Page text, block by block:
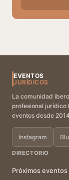
EVENTOS
JURÍDICOS
La comunidad
profesional jurídico
eventos desde
Instagram
DIRECTORIO
Próximos eventos